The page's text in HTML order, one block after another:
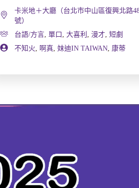
卡米地＋大廳（台北市中山區復興北路
號）
台語/方言,單口 ,大喜利 ,漫才,短劇
不知火, 啊真,妹迪IN TAIWAN, 康蒂